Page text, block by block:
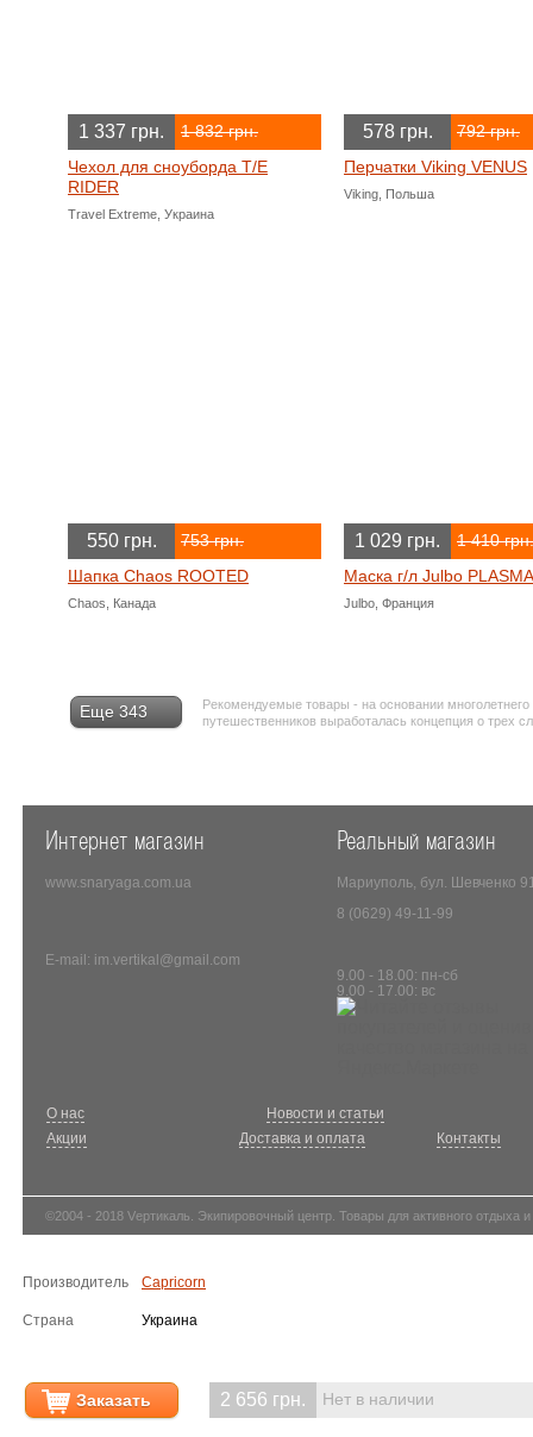
1 337 грн. 1 832 грн.
Чехол для сноуборда T/E
RIDER
Travel Extreme, Украина
578 грн. 792 грн.
Перчатки Viking VENUS
Viking, Польша
550 грн. 753 грн.
Шапка Chaos ROOTED
Chaos, Канада
1 029 грн. 1 410 грн.
Маска г/л Julbo PLASMA
Julbo, Франция
Еще 343
Рекомендуемые товары - на основании многолетнего
путешественников выработалась концепция о трех
Интернет магазин
www.snaryaga.com.ua
E-mail: im.vertikal@gmail.com
Реальный магазин
Мариуполь, бул. Шевченко
8 (0629) 49-11-99
9.00 - 18.00: пн-сб
9.00 - 17.00: вс
О нас
Новости и статьи
Акции
Доставка и оплата Контакты
©2004 - 2018 Vертикаль. Экипировочный центр. Товары для активного отдыха
Производитель Capricorn
Страна Украина
Заказать 2 656 грн. Нет в наличии